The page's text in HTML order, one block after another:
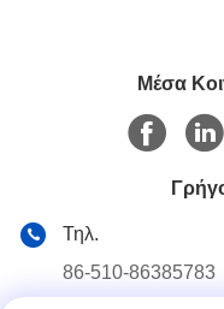
Μέσα
Τηλ.
86-510-86385783